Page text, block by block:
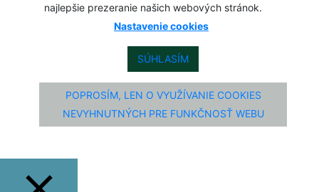
najlepšie prezeranie našich webových stránok.
Nastavenie cookies
SÚHLASÍM
POPROSÍM, LEN O VYUŽÍVANIE COOKIES
NEVYHNUTNÝCH PRE FUNKČNOSŤ WEBU